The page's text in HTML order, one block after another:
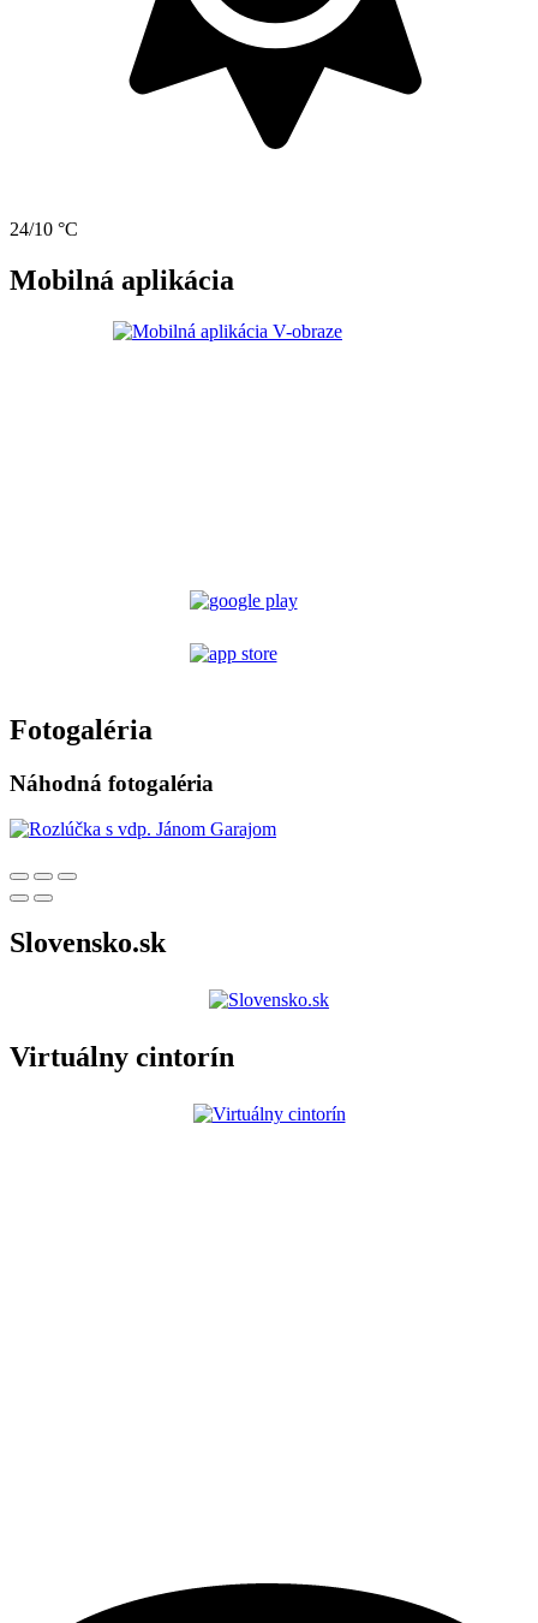
24/10 °C
Mobilná aplikácia
Fotogaléria
Náhodná fotogaléria
Slovensko.sk
Virtuálny cintorín